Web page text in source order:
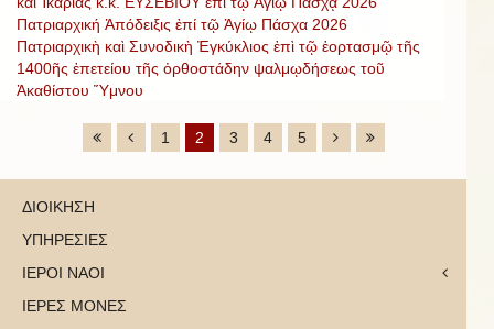
Πατριαρχική Ἀπόδειξις ἐπί τῷ Ἁγίῳ Πάσχα 2026
Πατριαρχικὴ καὶ Συνοδικὴ Ἐγκύκλιος ἐπὶ τῷ ἑορτασμῷ τῆς
1400ῆς ἐπετείου τῆς ὀρθοστάδην ψαλμῳδήσεως τοῦ
Ἀκαθίστου Ὕμνου
1 2 3 4 5
ΔΙΟΙΚΗΣΗ
ΥΠΗΡΕΣΙΕΣ
ΙΕΡΟΙ ΝΑΟΙ
ΙΕΡΕΣ ΜΟΝΕΣ